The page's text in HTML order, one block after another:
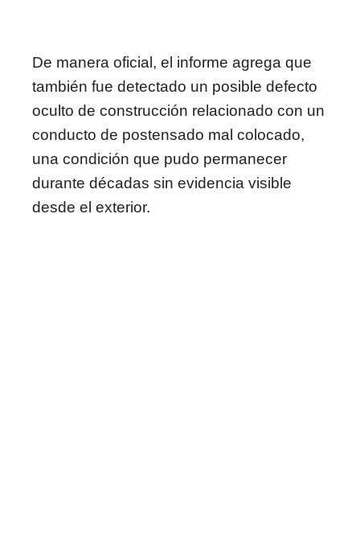
De manera oficial, el informe agrega que
también fue detectado un posible defecto
oculto de construcción relacionado con un
conducto de postensado mal colocado,
una condición que pudo permanecer
durante décadas sin evidencia visible
desde el exterior.